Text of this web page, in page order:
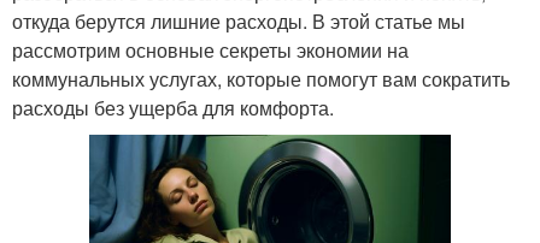
откуда берутся лишние расходы. В этой статье мы
рассмотрим основные секреты экономии на
коммунальных услугах, которые помогут вам сократить
расходы без ущерба для комфорта.